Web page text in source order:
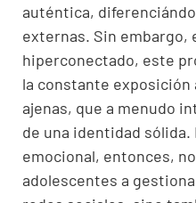
auténtica,
externas. Sin embargo,
hiperconectado, este
la constante exposición
ajenas, que a menudo
de una identidad
emocional, entonces,
adolescentes a